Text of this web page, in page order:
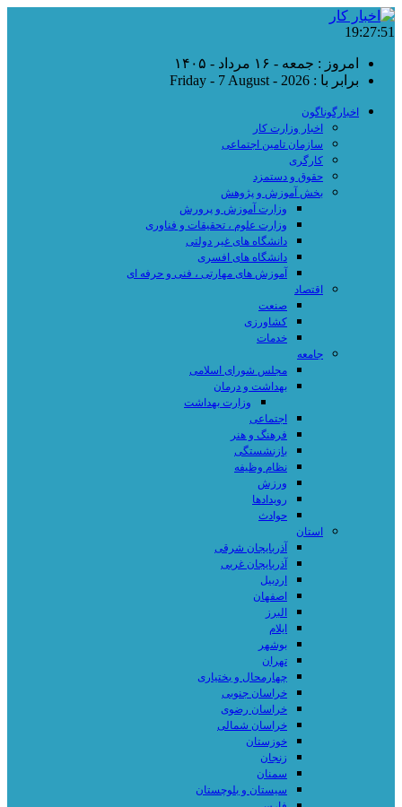
19:27:52
امروز : جمعه - ۱۶ مرداد - ۱۴۰۵
برابر با : Friday - 7 August - 2026
اخبارگوناگون
اخبار وزارت کار
سازمان تامین اجتماعی
کارگری
حقوق و دستمزد
بخش آموزش و پژوهش
وزارت آموزش و پرورش
وزارت علوم ، تحقیقات و فناوری
دانشگاه های غیر دولتی
دانشگاه های افسری
آموزش های مهارتی ، فنی و حرفه ای
اقتصاد
صنعت
کشاورزی
خدمات
جامعه
مجلس شورای اسلامی
بهداشت و درمان
وزارت بهداشت
اجتماعی
فرهنگ و هنر
بازنشستگی
نظام وظیفه
ورزش
رویدادها
حوادث
استان
آذربایجان شرقی
آذربایجان غربی
اردبیل
اصفهان
البرز
ایلام
بوشهر
تهران
چهارمحال و بختیاری
خراسان جنوبی
خراسان رضوی
خراسان شمالی
خوزستان
زنجان
سمنان
سیستان و بلوچستان